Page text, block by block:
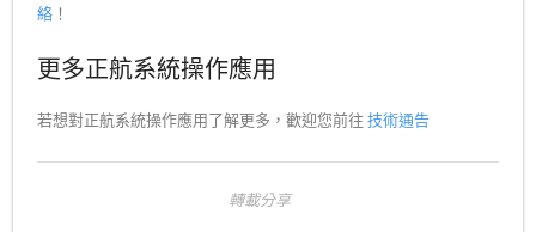
絡 ！
更多正航系統操作應用
若想對正航系統操作應用了解更多，歡迎您前往 技術通告
轉載分享